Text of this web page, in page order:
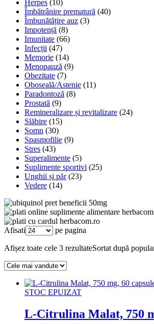
Herpes (10)
Îmbătrânire prematură (40)
Îmbunătățire auz (3)
Impotență (8)
Imunitate (66)
Infecții (47)
Memorie (14)
Menopauză (9)
Obezitate (7)
Oboseală/Astenie (11)
Paradontoză (8)
Prostată (9)
Remineralizare și revitalizare (24)
Slăbire (15)
Somn (30)
Spasmofilie (9)
Stres (43)
Superalimente (5)
Suplimente sportivi (25)
Unghii și păr (23)
Vedere (14)
Afisati pe pagina
Afișez toate cele 3 rezultateSortat după
STOC EPUIZAT
L-Citrulina Malat, 750